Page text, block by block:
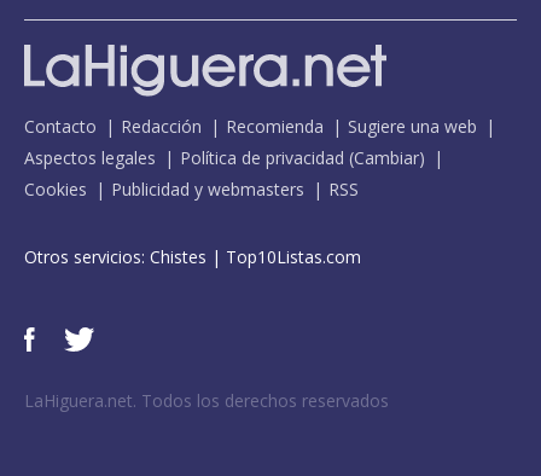
The one
The one - BBC Radio 1 Live Lounge
The one - Like a version
The way I love you
What's done is done
Where did I go? - Vevo UK LIFT
Contacto Redacción Recomienda
Sugiere una web
Aspectos legales
Política de privacidad (Cambiar)
Cookies
Publicidad y webmasters RSS
Otros servicios: Chistes | Top10Listas.com
LaHiguera.net. Todos los derechos reservados